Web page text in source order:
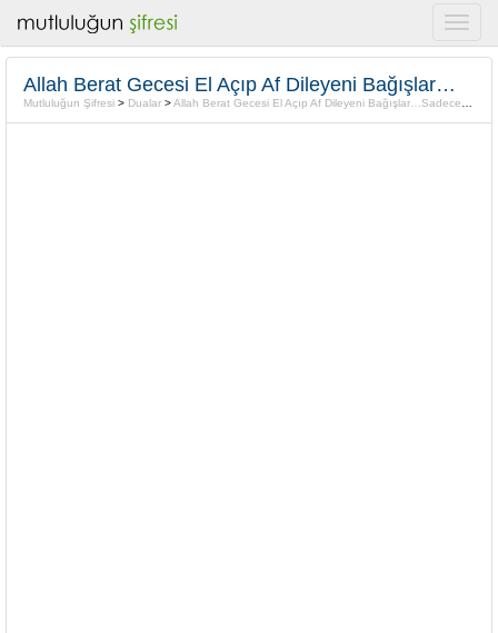
Allah Berat Gecesi El Açıp Af Dileyeni Bağışlar…Sadece kimleri bağışlamaz?
Mutluluğun Şifresi > Dualar >Allah Berat Gecesi El Açıp Af Dileyeni Bağışlar…Sadece kimleri bağışlamaz?